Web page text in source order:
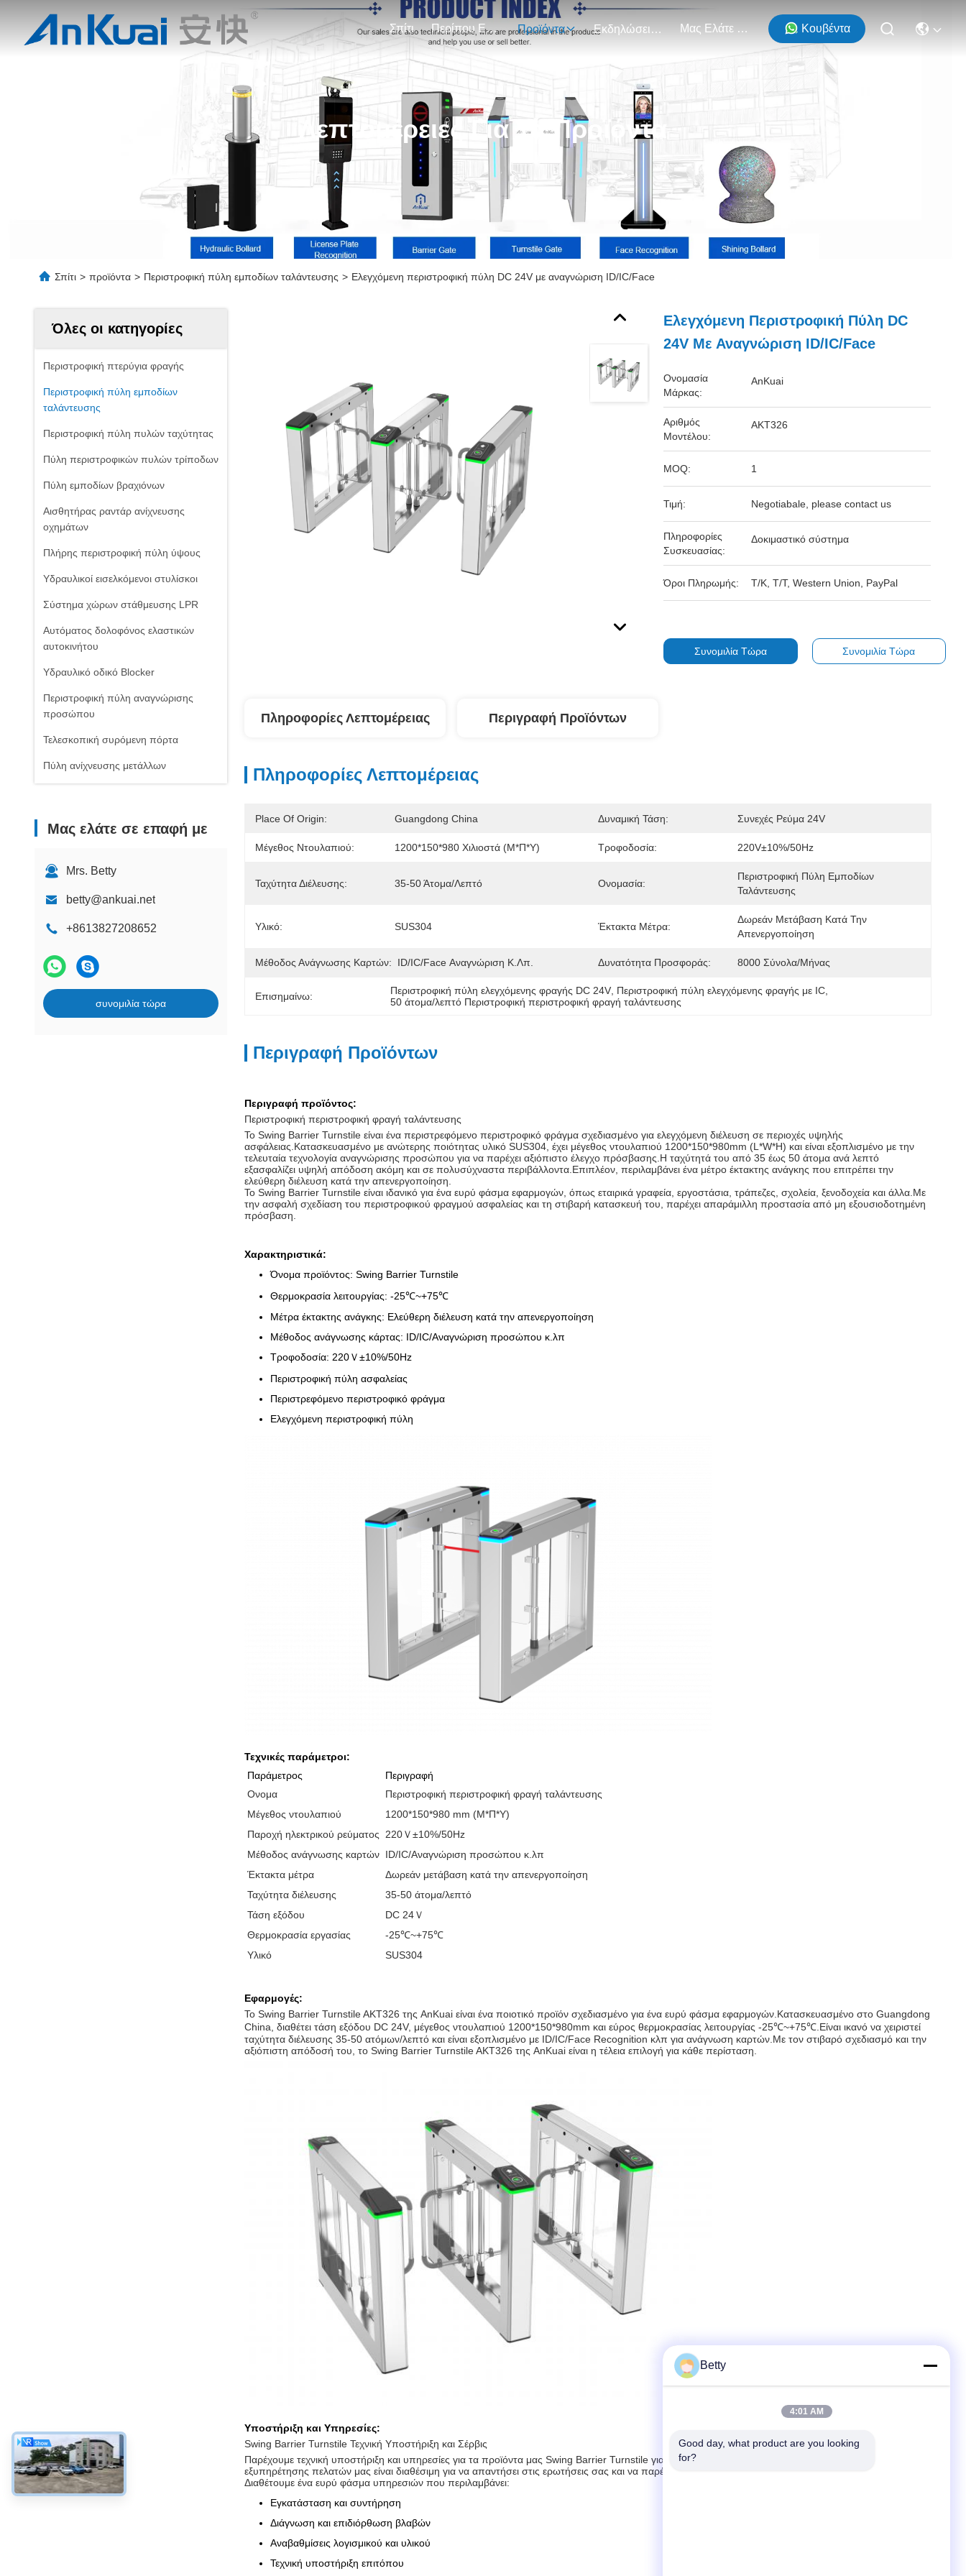
Σπίτι Περίπου Εμείς Προϊόντα Εκδηλώσεις Μας Ελάτε Σε Επαφή Με Κουβέντα
Λεπτομέρειες Για Τα Προϊόντα
Σπίτι > προϊόντα > Περιστροφική πύλη εμποδίων ταλάντευσης > Ελεγχόμενη περιστροφική πύλη DC 24V με αναγνώριση ID/IC/Face
Όλες οι κατηγορίες
Περιστροφική πτερύγια φραγής
Περιστροφική πύλη εμποδίων
ταλάντευσης
Περιστροφική πύλη πυλών ταχύτητας
Πύλη περιστροφικών πυλών τρίποδων
Πύλη εμποδίων βραχιόνων
Αισθητήρας ραντάρ ανίχνευσης
οχημάτων
Πλήρης περιστροφική πύλη ύψους
Υδραυλικοί εισελκόμενοι στυλίσκοι
Σύστημα χώρων στάθμευσης LPR
Αυτόματος δολοφόνος ελαστικών
αυτοκινήτου
Υδραυλικό οδικό Blocker
Περιστροφική πύλη αναγνώρισης
προσώπου
Τελεσκοπική συρόμενη πόρτα
Πύλη ανίχνευσης μετάλλων
Μας ελάτε σε επαφή με
Mrs. Betty
betty@ankuai.net
+8613827208652
συνομιλία τώρα
Ελεγχόμενη Περιστροφική Πύλη DC
24V Με Αναγνώριση ID/IC/Face
Ονομασία
Μάρκας:
AnKuai
Αριθμός
Μοντέλου:
AKT326
MOQ: 1
Τιμή: Negotiabale, please contact us
Πληροφορίες
Συσκευασίας:
Δοκιμαστικό σύστημα
Όροι Πληρωμής: Τ/Κ, Τ/Τ, Western Union, PayPal
Συνομιλία Τώρα Συνομιλία Τώρα
Πληροφορίες Λεπτομέρειας Περιγραφή Προϊόντων
Πληροφορίες Λεπτομέρειας
Place Of Origin: Guangdong China Δυναμική Τάση: Συνεχές Ρεύμα 24V
Μέγεθος Ντουλαπιού: 1200*150*980 Χιλιοστά (Μ*Π*Υ) Τροφοδοσία: 220V±10%/50Hz
Ταχύτητα Διέλευσης: 35-50 Άτομα/λεπτό Ονομασία:
Περιστροφική Πύλη Εμποδίων
Ταλάντευσης
Υλικό: SUS304 Έκτακτα Μέτρα:
Δωρεάν Μετάβαση Κατά Την
Απενεργοποίηση
Μέθοδος Ανάγνωσης Καρτών: ID/IC/Face Αναγνώριση Κ.λπ. Δυνατότητα Προσφοράς: 8000 Σύνολα/μήνας
Επισημαίνω: Περιστροφική πύλη ελεγχόμενης φραγής DC 24V Περιστροφική πύλη ελεγχόμενης φραγής με IC
50 άτομα/λεπτό Περιστροφική περιστροφική φραγή ταλάντευσης
Περιγραφή Προϊόντων
Περιγραφή προϊόντος:
Περιστροφική περιστροφική φραγή ταλάντευσης
Το Swing Barrier Turnstile είναι ένα περιστρεφόμενο περιστροφικό φράγμα σχεδιασμένο για ελεγχόμενη διέλευση σε περιοχές υψηλής
ασφάλειας.Κατασκευασμένο με ανώτερης ποιότητας υλικό SUS304, έχει μέγεθος ντουλαπιού 1200*150*980mm (L*W*H) και είναι εξοπλισμένο με την
τελευταία τεχνολογία αναγνώρισης προσώπου για να παρέχει αξιόπιστο έλεγχο πρόσβασης.Η ταχύτητά του από 35 έως 50 άτομα ανά λεπτό
εξασφαλίζει υψηλή απόδοση ακόμη και σε πολυσύχναστα περιβάλλοντα.Επιπλέον, περιλαμβάνει ένα μέτρο έκτακτης ανάγκης που επιτρέπει την
ελεύθερη διέλευση κατά την απενεργοποίηση.
Το Swing Barrier Turnstile είναι ιδανικό για ένα ευρύ φάσμα εφαρμογών, όπως εταιρικά γραφεία, εργοστάσια, τράπεζες, σχολεία, ξενοδοχεία και άλλα.Με
την ασφαλή σχεδίαση του περιστροφικού φραγμού ασφαλείας και τη στιβαρή κατασκευή του, παρέχει απαράμιλλη προστασία από μη εξουσιοδοτημένη
πρόσβαση.
Χαρακτηριστικά:
Όνομα προϊόντος: Swing Barrier Turnstile
Θερμοκρασία λειτουργίας: -25℃~+75℃
Μέτρα έκτακτης ανάγκης: Ελεύθερη διέλευση κατά την απενεργοποίηση
Μέθοδος ανάγνωσης κάρτας: ID/IC/Αναγνώριση προσώπου κ.λπ
Τροφοδοσία: 220Ｖ±10%/50Hz
Περιστροφική πύλη ασφαλείας
Περιστρεφόμενο περιστροφικό φράγμα
Ελεγχόμενη περιστροφική πύλη
Τεχνικές παράμετροι:
Παράμετρος
Περιγραφή
Ονομα
Περιστροφική περιστροφική φραγή ταλάντευσης
Μέγεθος ντουλαπιού
1200*150*980 mm (Μ*Π*Υ)
Παροχή ηλεκτρικού ρεύματος
220Ｖ±10%/50Hz
Μέθοδος ανάγνωσης καρτών ID/IC/Αναγνώριση προσώπου κ.λπ
Έκτακτα μέτρα
Δωρεάν μετάβαση κατά την απενεργοποίηση
Ταχύτητα διέλευσης
35-50 άτομα/λεπτό
Τάση εξόδου
DC 24Ｖ
Θερμοκρασία εργασίας
-25℃~+75℃
Υλικό
SUS304
Εφαρμογές:
Το Swing Barrier Turnstile AKT326 της AnKuai είναι ένα ποιοτικό προϊόν σχεδιασμένο για ένα ευρύ φάσμα εφαρμογών.Κατασκευασμένο στο Guangdong
China, διαθέτει τάση εξόδου DC 24V, μέγεθος ντουλαπιού 1200*150*980mm και εύρος θερμοκρασίας λειτουργίας -25℃~+75℃.Είναι ικανό να χειριστεί
ταχύτητα διέλευσης 35-50 ατόμων/λεπτό και είναι εξοπλισμένο με ID/IC/Face Recognition κλπ για ανάγνωση καρτών.Με τον στιβαρό σχεδιασμό και την
αξιόπιστη απόδοσή του, το Swing Barrier Turnstile AKT326 της AnKuai είναι η τέλεια επιλογή για κάθε περίσταση.
Υποστήριξη και Υπηρεσίες:
Swing Barrier Turnstile Τεχνική Υποστήριξη και Σέρβις
Παρέχουμε τεχνική υποστήριξη και υπηρεσίες για τα προϊόντα μας Swing Barrier Turnstile για να διασφαλίσουμε ότι λειτουργεί πάντα βέλτιστα.Η ομάδα
εξυπηρέτησης πελατών μας είναι διαθέσιμη για να απαντήσει στις ερωτήσεις σας και να παρέχει τεχνικές συμβουλές και βοήθεια.
Διαθέτουμε ένα ευρύ φάσμα υπηρεσιών που περιλαμβάνει:
Εγκατάσταση και συντήρηση
Διάγνωση και επιδιόρθωση βλαβών
Αναβαθμίσεις λογισμικού και υλικού
Τεχνική υποστήριξη επιτόπου
Betty
4:01 AM
Good day, what product are you looking
for?